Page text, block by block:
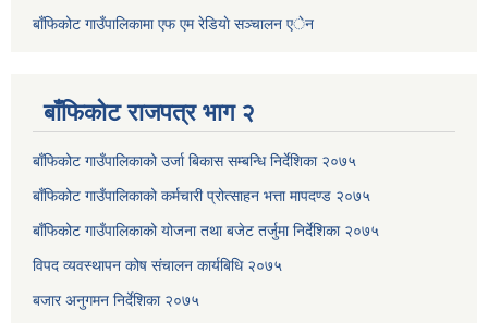
बाँफिकोट गाउँपालिकामा एफ एम रेडियाे सञ्चालन एेन
बाँफिकोट राजपत्र भाग २
बाँफिकोट गाउँपालिकाको उर्जा बिकास सम्बन्धि निर्देशिका २०७५
बाँफिकोट गाउँपालिकाको कर्मचारी प्रोत्साहन भत्ता मापदण्ड २०७५
बाँफिकोट गाउँपालिकाको योजना तथा बजेट तर्जुमा निर्देशिका २०७५
विपद व्यवस्थापन कोष संचालन कार्यबिधि २०७५
बजार अनुगमन निर्देशिका २०७५